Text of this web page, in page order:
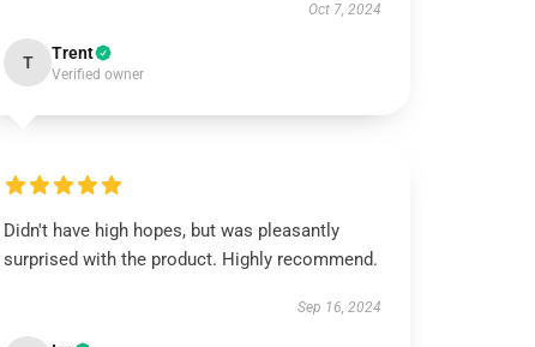
Oct 7, 2024
T Trent
Verified owner
Didn't have high hopes, but was pleasantly
surprised with the product. Highly recommend.
Sep 16, 2024